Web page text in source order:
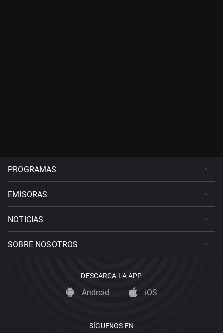
PROGRAMAS
EMISORAS
NOTICIAS
SOBRE NOSOTROS
DESCARGA LA APP
Android iOS
SÍGUENOS EN